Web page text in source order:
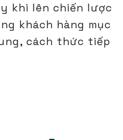
khi lên chiến lược
khách hàng mục
cách thức tiếp